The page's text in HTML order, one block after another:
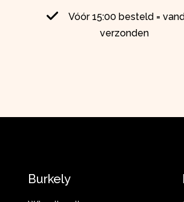
Vóór 15:00 besteld =
verzonden
Burkely